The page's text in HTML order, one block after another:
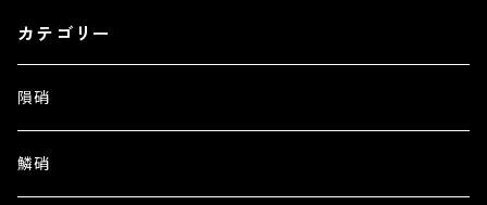
カテゴリー
隕硝
鱗硝